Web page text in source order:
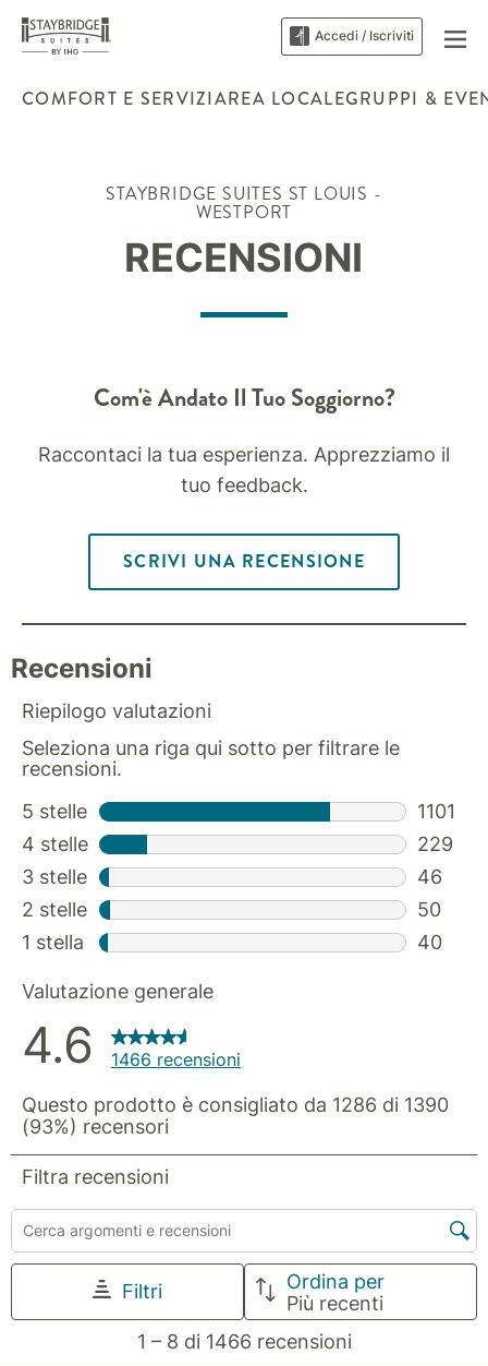
Accedi / Iscriviti
COMFORT E SERVIZIAREA LOCALEGRUPPI &
STAYBRIDGE SUITES ST LOUIS -
WESTPORT
RECENSIONI
Com'è Andato Il Tuo Soggiorno?
Raccontaci la tua esperienza. Apprezziamo il
tuo feedback.
SCRIVI UNA RECENSIONE